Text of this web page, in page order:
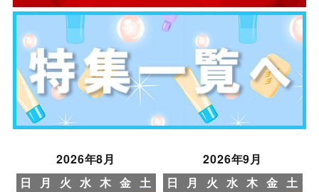
2026年8月
日
月 火 水 木 金 土
2026年9月
日
月 火 水 木 金 土